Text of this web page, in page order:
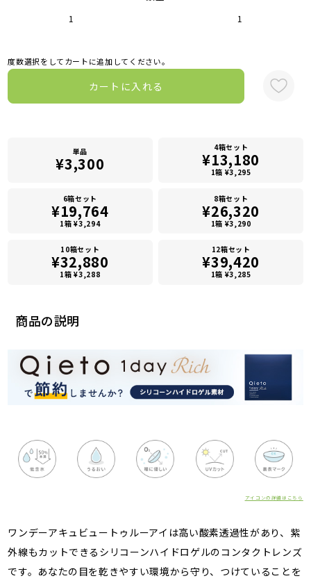
商品の説明
アイコンの詳細はこちら
ワンデーアキュビュートゥルーアイは高い酸素透過性があり、紫
外線もカットできるシリコーンハイドロゲルのコンタクトレンズ
です。あなたの目を乾きやすい環境から守り、つけていることを
1 1
度数選択をしてカートに追加してください。
カートに入れる
単品
¥3,300
4箱セット
¥13,180
1箱 ¥3,295
6箱セット
¥19,764
1箱 ¥3,294
8箱セット
¥26,320
1箱 ¥3,290
10箱セット
¥32,880
1箱 ¥3,288
12箱セット
¥39,420
1箱 ¥3,285